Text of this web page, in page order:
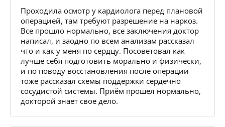
Проходила осмотр у кардиолога перед плановой
операцией, там требуют разрешение на наркоз.
Все прошло нормально, все заключения доктор
написал, и заодно по всем анализам рассказал
что и как у меня по сердцу. Посоветовал как
лучше себя подготовить морально и физически,
и по поводу восстановления после операции
тоже рассказал схемы поддержки сердечно
сосудистой системы. Приём прошел нормально,
докторой знает свое дело.